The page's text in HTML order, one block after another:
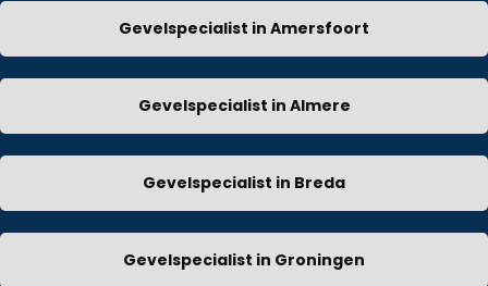
Gevelspecialist in Amersfoort
Gevelspecialist in Almere
Gevelspecialist in Breda
Gevelspecialist in Groningen